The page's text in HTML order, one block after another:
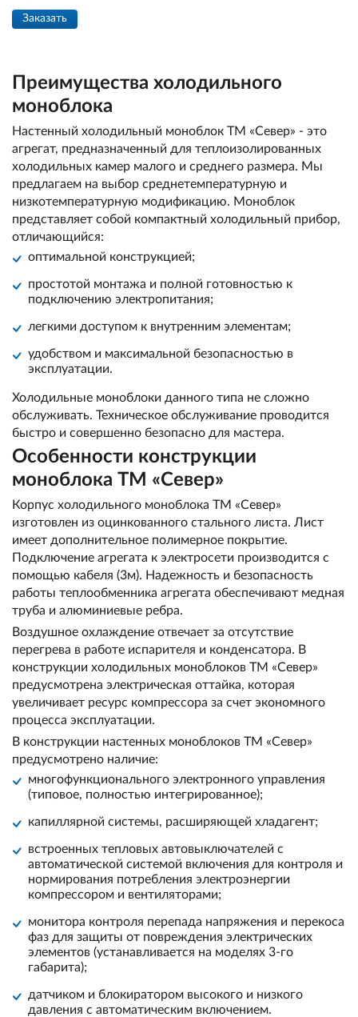
Заказать
Преимущества холодильного
моноблока
Настенный холодильный моноблок ТМ «Север» - это
агрегат, предназначенный для теплоизолированных
холодильных камер малого и среднего размера. Мы
предлагаем на выбор среднетемпературную и
низкотемпературную модификацию. Моноблок
представляет собой компактный холодильный прибор,
отличающийся:
оптимальной конструкцией;
простотой монтажа и полной готовностью к
подключению электропитания;
легкими доступом к внутренним элементам;
удобством и максимальной безопасностью в
эксплуатации.
Холодильные моноблоки данного типа не сложно
обслуживать. Техническое обслуживание проводится
быстро и совершенно безопасно для мастера.
Особенности конструкции
моноблока ТМ «Север»
Корпус холодильного моноблока ТМ «Север»
изготовлен из оцинкованного стального листа. Лист
имеет дополнительное полимерное покрытие.
Подключение агрегата к электросети производится с
помощью кабеля (3м). Надежность и безопасность
работы теплообменника агрегата обеспечивают медная
труба и алюминиевые ребра.
Воздушное охлаждение отвечает за отсутствие
перегрева в работе испарителя и конденсатора. В
конструкции холодильных моноблоков ТМ «Север»
предусмотрена электрическая оттайка, которая
увеличивает ресурс компрессора за счет экономного
процесса эксплуатации.
В конструкции настенных моноблоков ТМ «Север»
предусмотрено наличие:
многофункционального электронного управления
(типовое, полностью интегрированное);
капиллярной системы, расширяющей хладагент;
встроенных тепловых автовыключателей с
автоматической системой включения для контроля и
нормирования потребления электроэнергии
компрессором и вентиляторами;
монитора контроля перепада напряжения и перекоса
фаз для защиты от повреждения электрических
элементов (устанавливается на моделях 3-го
габарита);
датчиком и блокиратором высокого и низкого
давления с автоматическим включением.